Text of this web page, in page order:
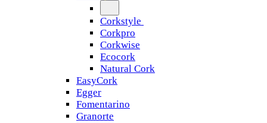
Corkstyle
Corkpro
Corkwise
Ecocork
Natural Cork
EasyCork
Egger
Fomentarino
Granorte